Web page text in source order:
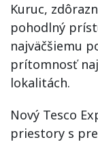
Kuruc,
pohodlný
najväčšiemu
prítomnosť
lokalitách.
Nový Tesco
priestory s